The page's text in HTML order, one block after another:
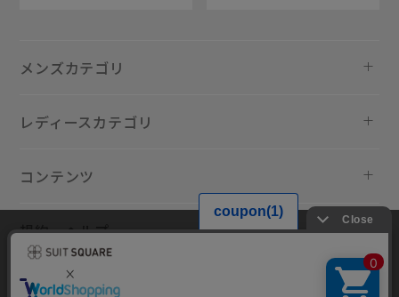
メンズカテゴリ
レディースカテゴリ
コンテンツ
規約・ヘルプ
当サイトでは利用体験の向上およびコンテンツの最適な提供、トラフィ
ックの分析を目的としてCookieを使用しています。サイトの閲覧を継続